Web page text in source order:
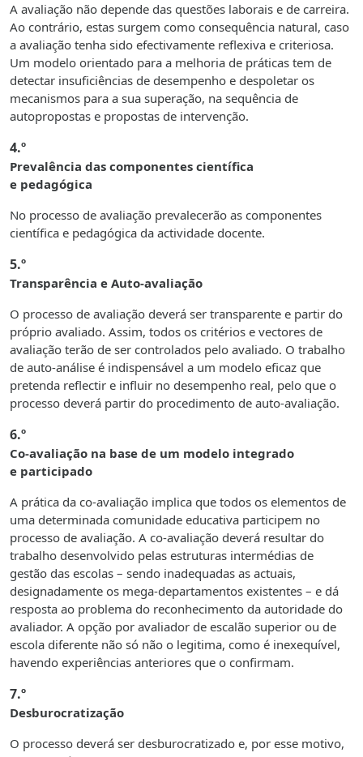
A avaliação não depende das questões laborais e de carreira.
Ao contrário, estas surgem como consequência natural, caso
a avaliação tenha sido efectivamente reflexiva e criteriosa.
Um modelo orientado para a melhoria de práticas tem de
detectar insuficiências de desempenho e despoletar os
mecanismos para a sua superação, na sequência de
autopropostas e propostas de intervenção.
4.º
Prevalência das componentes científica
e pedagógica
No processo de avaliação prevalecerão as componentes
científica e pedagógica da actividade docente.
5.º
Transparência e Auto-avaliação
O processo de avaliação deverá ser transparente e partir do
próprio avaliado. Assim, todos os critérios e vectores de
avaliação terão de ser controlados pelo avaliado. O trabalho
de auto-análise é indispensável a um modelo eficaz que
pretenda reflectir e influir no desempenho real, pelo que o
processo deverá partir do procedimento de auto-avaliação.
6.º
Co-avaliação na base de um modelo integrado
e participado
A prática da co-avaliação implica que todos os elementos de
uma determinada comunidade educativa participem no
processo de avaliação. A co-avaliação deverá resultar do
trabalho desenvolvido pelas estruturas intermédias de
gestão das escolas – sendo inadequadas as actuais,
designadamente os mega-departamentos existentes – e dá
resposta ao problema do reconhecimento da autoridade do
avaliador. A opção por avaliador de escalão superior ou de
escola diferente não só não o legitima, como é inexequível,
havendo experiências anteriores que o confirmam.
7.º
Desburocratização
O processo deverá ser desburocratizado e, por esse motivo,